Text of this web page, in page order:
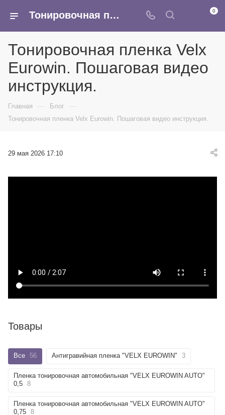
Тонировочная пленка Velx Eurowin. Пошаговая видео инструкция. 0
Тонировочная пленка Velx
Eurowin. Пошаговая видео
инструкция.
Главная — Блог —
Тонировочная пленка Velx Eurowin. Пошаговая видео инструкция.
29 мая 2026 17:10
Товары
Все 56 Антигравийная пленка "VELX EUROWIN" 3
Пленка тонировочная автомобильная "VELX EUROWIN AUTO"
0,5 8
Пленка тонировочная автомобильная "VELX EUROWIN AUTO"
0,75 8